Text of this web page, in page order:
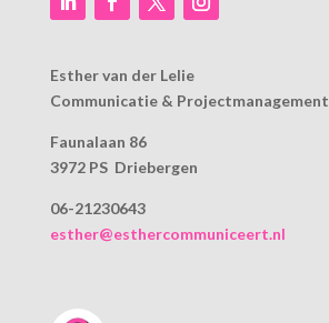
Esther van der Lelie
Communicatie & Projectmanagement
Faunalaan 86
3972 PS Driebergen
06-21230643
esther@esthercommuniceert.nl